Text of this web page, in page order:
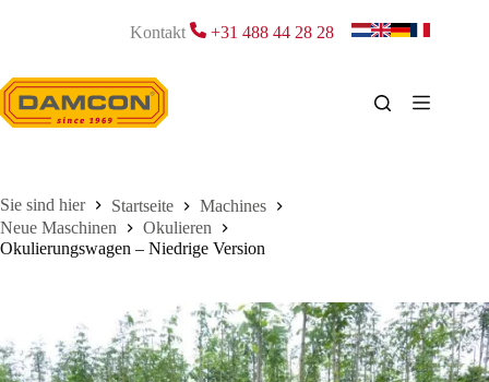
Kontakt +31 488 44 28 28
Startseite
Machines
Neue Maschinen
Okulieren
Okulierungswagen – Niedrige Version